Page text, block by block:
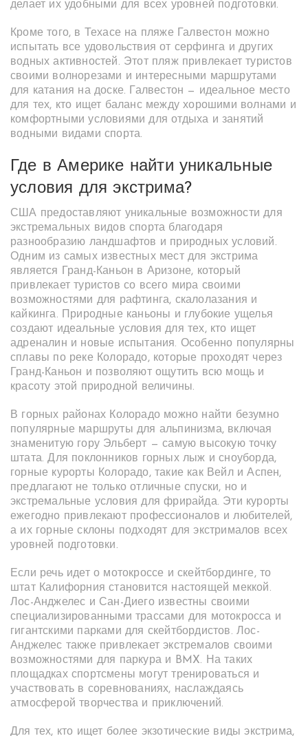
делает их удобными для всех уровней подготовки.
Кроме того, в Техасе на пляже Галвестон можно
испытать все удовольствия от серфинга и других
водных активностей. Этот пляж привлекает туристов
своими волнорезами и интересными маршрутами
для катания на доске. Галвестон — идеальное место
для тех, кто ищет баланс между хорошими волнами и
комфортными условиями для отдыха и занятий
водными видами спорта.
Где в Америке найти уникальные
условия для экстрима?
США предоставляют уникальные возможности для
экстремальных видов спорта благодаря
разнообразию ландшафтов и природных условий.
Одним из самых известных мест для экстрима
является Гранд-Каньон в Аризоне, который
привлекает туристов со всего мира своими
возможностями для рафтинга, скалолазания и
кайкинга. Природные каньоны и глубокие ущелья
создают идеальные условия для тех, кто ищет
адреналин и новые испытания. Особенно популярны
сплавы по реке Колорадо, которые проходят через
Гранд-Каньон и позволяют ощутить всю мощь и
красоту этой природной величины.
В горных районах Колорадо можно найти безумно
популярные маршруты для альпинизма, включая
знаменитую гору Эльберт — самую высокую точку
штата. Для поклонников горных лыж и сноуборда,
горные курорты Колорадо, такие как Вейл и Аспен,
предлагают не только отличные спуски, но и
экстремальные условия для фрирайда. Эти курорты
ежегодно привлекают профессионалов и любителей,
а их горные склоны подходят для экстрималов всех
уровней подготовки.
Если речь идет о мотокроссе и скейтбординге, то
штат Калифорния становится настоящей меккой.
Лос-Анджелес и Сан-Диего известны своими
специализированными трассами для мотокросса и
гигантскими парками для скейтбордистов. Лос-
Анджелес также привлекает экстремалов своими
возможностями для паркура и BMX. На таких
площадках спортсмены могут тренироваться и
участвовать в соревнованиях, наслаждаясь
атмосферой творчества и приключений.
Для тех, кто ищет более экзотические виды экстрима,